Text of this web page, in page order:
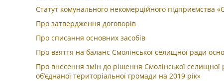
Статут комунального некомерційного підприємства
Про затвердження договорів
Про списання основних засобів
Про взяття на баланс Смолінської селищної ради
Про внесення змін до рішення Смолінської
об’єднаної територіальної громади на 2019 рік»